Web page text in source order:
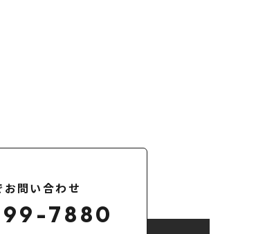
お問い合わせ
7880